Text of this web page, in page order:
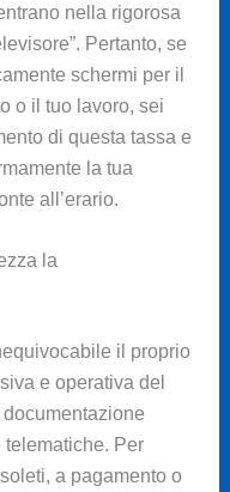
nella rigorosa
Pertanto, se
schermi per il
o il tuo lavoro, sei
di questa tassa e
la tua
all’erario.
la
il proprio
e operativa del
Per
a pagamento o